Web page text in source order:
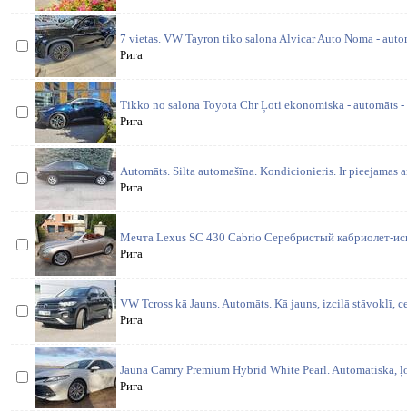
7 vietas. VW Tayron tiko salona Alvicar Auto Noma -
Рига
Tikko no salona Toyota Chr Ļoti ekonomiska - automāts
Рига
Automāts. Silta automašīna. Kondicionieris. Ir pieejamas
Рига
Мечта Lexus SC 430 Cabrio Cеребристый кабриолет-
Рига
VW Tcross kā Jauns. Automāts. Kā jauns, izcilā stāvoklī,
Рига
Jauna Camry Premium Hybrid White Pearl. Automātiska,
Рига